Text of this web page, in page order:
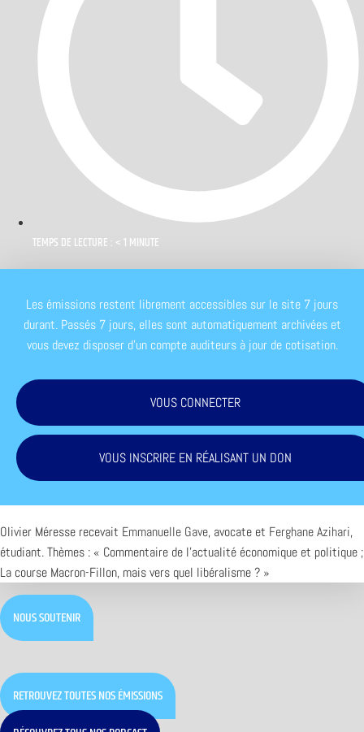
TEMPS DE LECTURE : < 1 MINUTE
Les émissions restent librement accessibles sur le site 7 jours
durant. Passés 7 jours, elles sont automatiquement archivées et
vous devez disposer d'un compte auditeurs à jour de cotisation.
VOUS CONNECTER
VOUS INSCRIRE EN RÉALISANT UN DON
Olivier Méresse recevait Emmanuelle Gave, avocate et Ferghane Azihari,
étudiant. Thèmes : « Commentaire de l’actualité économique et politique ;
La course Macron-Fillon, mais vers quel libéralisme ? »
NOUS SOUTENIR
RETROUVEZ TOUTES NOS ÉMISSIONS